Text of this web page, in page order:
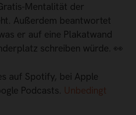
Mentalität der
Außerdem beantwortet
er auf eine Plakatwand
schreiben würde. 👀
auf Spotify, bei Apple
Podcasts. Unbedingt